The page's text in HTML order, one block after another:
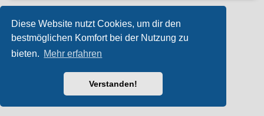
Diese Website nutzt Cookies, um dir den
bestmöglichen Komfort bei der Nutzung zu
bieten. Mehr erfahren
Verstanden!
Aero style developed for phpBB
Powered by
phpBB ® Forum Software © phpBB Limited
phpBB.de
Datenschutz